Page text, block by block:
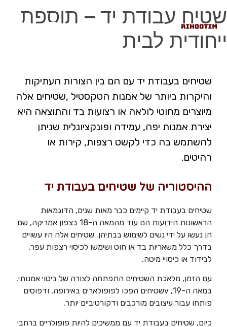
שטיח עבודת יד – תוספת
ייחודית לבית
שטיחים בעבודת יד עם הם בין הצורות העתיקות
והיקרות ביותר של אמנות הטקסטיל ,שטיחים אלה
מיוצרים מחוטי לולאה או רצועות בד והתוצאה היא
יצירת אמנות יפה, עמידה ופונקציונלית שניתן
להשתמש בה כדי לקשט רצפות, קירות או
רהיטים.
ההיסטוריה של שטיחים בעבודת יד
שטיחים בעבודת יד קיימים כבר מאות שנים, הדוגמאות
הראשונות הידועות הם עוד מהמאה ה-18 בצפון אמריקה, שם
הן נעשו על ידי נשים לשימוש בבתיהן. שטיחים אלה היו עשויים
בדרך כלל משאריות בד או חוט ושימשו לכיסוי רצפות עפר,
לבידוד או כיסויי מיטה.
עם הזמן, מלאכת השטיחים התפתחה לצורה של ביטוי אמנותי.
במאה ה-19, vשטיחים הפכו לפופולארים באירופה, ודפוסים
פותחו עבור עיצובים מורכבים ודקורטיביים יותר.
כיום, שטיחים בעבודת יד עם ממשיכים להיות פופולריים ברחבי